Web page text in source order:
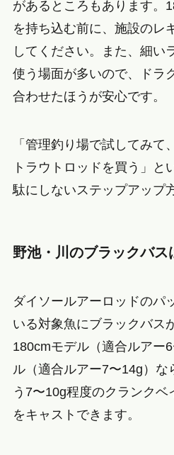
があるところもあります。
を持ち込む前に、施設のレ
してください。また、細い
使う場面が多いので、ドラ
合わせたほうが安心です。
「管理釣り場で試してみて
トラウトロッドを買う」と
駄にしないステップアップ
野池・川のブラックバ
ダイソールアーロッドのパ
いる対象魚にブラックバス
180cmモデル（適合ルアー
ル（適合ルアー7〜14g）な
う7〜10g程度のクランクベ
をキャストできます。